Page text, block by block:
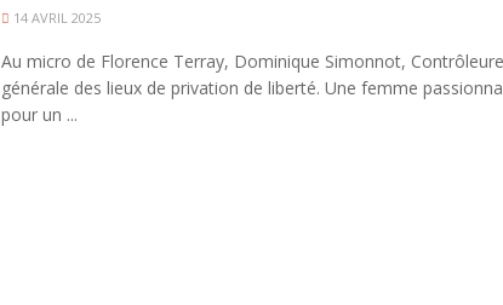
14 AVRIL 2025
Au micro de Florence Terray, Dominique Simonnot, Contrôleure
générale des lieux de privation de liberté. Une femme
pour un ...